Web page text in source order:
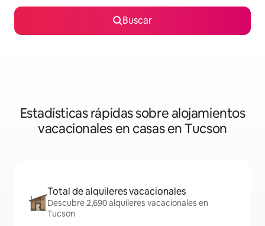
Buscar
Estadísticas rápidas sobre alojamientos
vacacionales en casas en Tucson
Total de alquileres vacacionales
Descubre 2,690 alquileres vacacionales en
Tucson